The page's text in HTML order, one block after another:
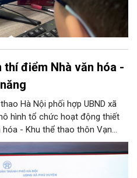
thí điểm Nhà văn hóa -
Hà Nội phối hợp UBND xã
hình tổ chức hoạt động thiết
- Khu thể thao thôn Vạn